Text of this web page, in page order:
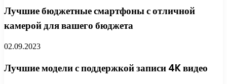
Лучшие бюджетные смартфоны с отличной
камерой для вашего бюджета
02.09.2023
Лучшие модели с поддержкой записи 4K видео